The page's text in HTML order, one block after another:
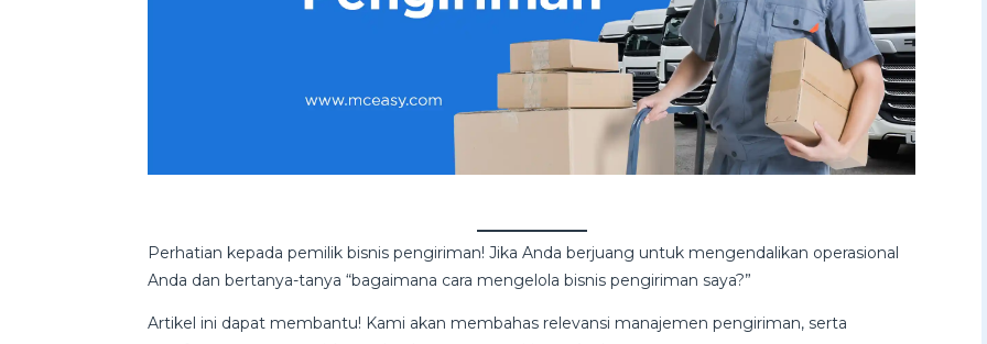
Perhatian kepada pemilik bisnis pengiriman! Jika Anda berjuang untuk mengendalikan operasional
Anda dan bertanya-tanya “bagaimana cara mengelola bisnis pengiriman saya?”
Artikel ini dapat membantu! Kami akan membahas relevansi manajemen pengiriman, serta